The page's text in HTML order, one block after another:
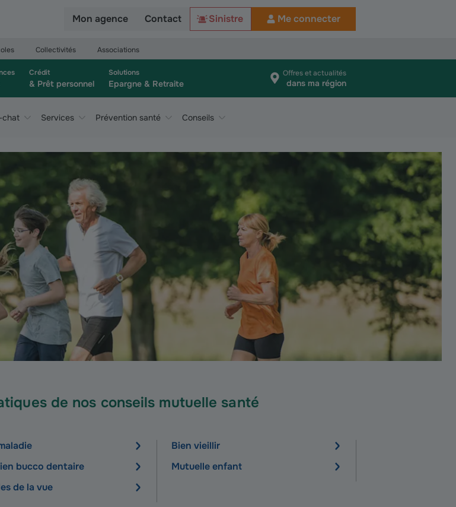
Mon agence Contact Sinistre Me connecter
Collectivités Associations
Crédit
& Prêt personnel
Solutions
Epargne & Retraite
Offres et actualités
dans ma région
chat Services Prévention santé Conseils
de nos conseils mutuelle santé
bucco dentaire
de la vue
Bien vieillir
Mutuelle enfant